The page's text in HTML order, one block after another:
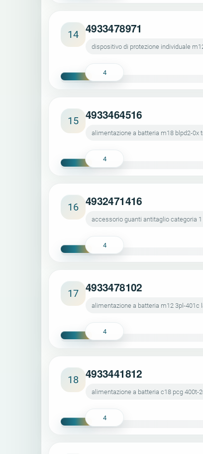
14 4933478971
dispositivo di protezione individuale
4
15 4933464516
alimentazione a batteria m18 blpd2-0x
4
16 4932471416
accessorio guanti antitaglio categoria
4
17 4933478102
alimentazione a batteria m12 3pl-401c
4
18 4933441812
alimentazione a batteria c18 pcg 400t-
4